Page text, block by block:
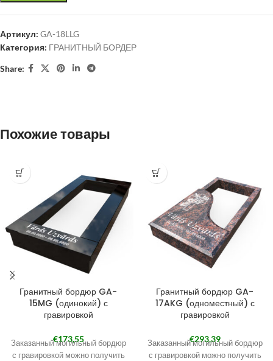
Артикул: GA-18LLG
Категория: ГРАНИТНЫЙ БОРДЕР
Share:
Похожие товары
Гранитный бордюр GA-
15MG (одинокий) с
гравировкой
€173,55
Заказанный могильный бордюр
с гравировкой можно получить
Гранитный бордюр GA-
17AKG (одноместный) с
гравировкой
€293,39
Заказанный могильный бордюр
с гравировкой можно получить